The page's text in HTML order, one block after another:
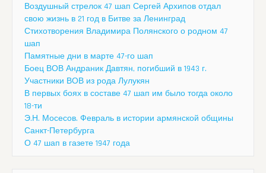
Воздушный стрелок 47 шап Сергей Архипов отдал
свою жизнь в 21 год в Битве за Ленинград
Стихотворения Владимира Полянского о родном 47
шап
Памятные дни в марте 47-го шап
Боец ВОВ Андраник Давтян, погибший в 1943 г.
Участники ВОВ из рода Лулукян
В первых боях в составе 47 шап им было тогда около
18-ти
Э.Н. Мосесов. Февраль в истории армянской общины
Санкт-Петербурга
О 47 шап в газете 1947 года